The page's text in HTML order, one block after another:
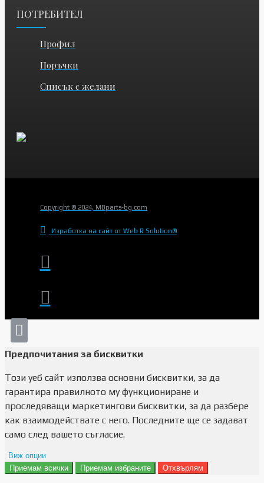
ПОТРЕБИТЕЛ
Профил
Поръчки
Списък с желани
Copyright © 2024, MBparts-bg.com
Изработка на сайт от Web R Solution®
Предпочитания за бисквитки
Този уеб сайт използва основни бисквитки, за да
гарантира правилното му функциониране и
проследяващи маркетингови бисквитки, за да разбере
как взаимодействате с него. Последните ще се задават
само след вашето съгласие.
Виж опции
Препочитания за реклами
Приемам всички Приемам избраните Отхвърлям